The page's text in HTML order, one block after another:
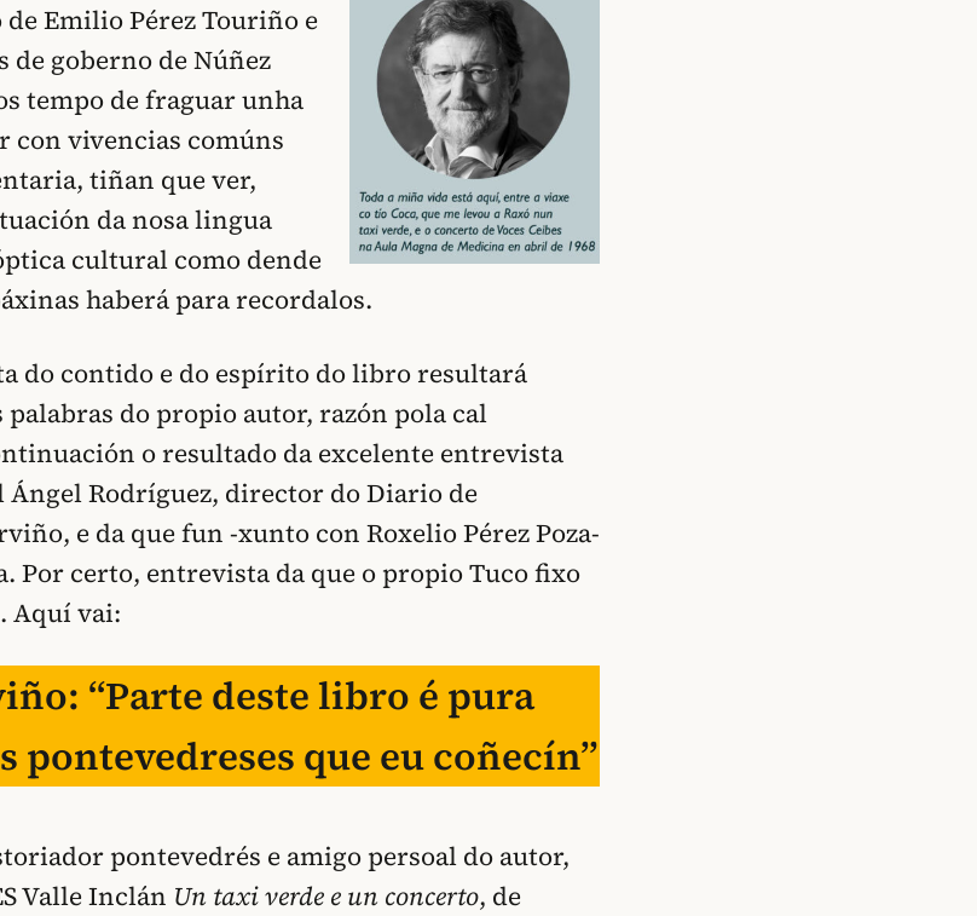
Emilio Pérez Touriño e
de goberno de Núñez
tempo de fraguar unha
con vivencias comúns
tiñan que ver,
da nosa lingua
cultural como dende
haberá para recordalos.
do contido e do espírito do libro resultará
do propio autor, razón pola cal
o resultado da excelente entrevista
Rodríguez, director do Diario de
e da que fun -xunto con Roxelio Pérez Poza-
Por certo, entrevista da que o propio Tuco fixo
Aquí vai:
“Parte deste libro é pura
pontevedreses que eu coñecín”
pontevedrés e amigo persoal do autor,
Valle Inclán Un taxi verde e un concerto, de